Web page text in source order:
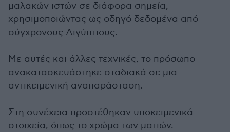
μαλακών ιστών σε διάφορα σημεία,
χρησιμοποιώντας ως οδηγό δεδομένα από
σύγχρονους Αιγύπτιους.
Με αυτές και άλλες τεχνικές, το πρόσωπο
ανακατασκευάστηκε σταδιακά σε μια
αντικειμενική αναπαράσταση.
Στη συνέχεια προστέθηκαν υποκειμενικά
στοιχεία, όπως το χρώμα των ματιών.